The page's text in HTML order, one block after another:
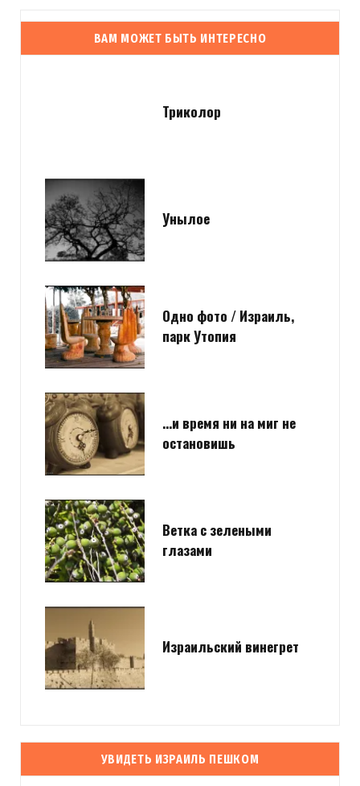
ВАМ МОЖЕТ БЫТЬ ИНТЕРЕСНО
Триколор
Унылое
Одно фото / Израиль,
парк Утопия
…и время ни на миг не
остановишь
Ветка с зелеными
глазами
Израильский винегрет
УВИДЕТЬ ИЗРАИЛЬ ПЕШКОМ